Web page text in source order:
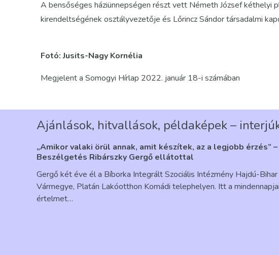
A bensőséges háziünnepségen részt vett Németh József kéthelyi
kirendeltségének osztályvezetője és Lőrincz Sándor társadalmi
Fotó: Jusits-Nagy Kornélia
Megjelent a Somogyi Hírlap 2022. január 18-i számában
Ajánlások, hitvallások, példaképek –
„Amikor valaki örül annak, amit készítek, az a legjobb érzés” –
Beszélgetés Ribárszky Gergő ellátottal
Gergő két éve él a Bíborka Integrált Szociális Intézmény Hajdú-Bihar
Vármegye, Platán Lakóotthon Komádi telephelyen. Itt a
értelmet…